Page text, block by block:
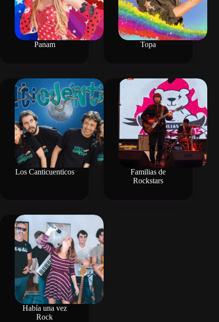
Panam Topa
Los Canticuenticos
Familias de
Rockstars
Había una vez
Rock